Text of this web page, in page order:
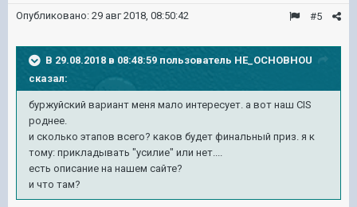
#5
Опубликовано: 29 авг 2018, 08:50:42
В 29.08.2018 в 08:48:59 пользователь HE_OCHOBHOU
сказал:
буржуйский вариант меня мало интересует. а вот наш CIS
роднее.
и сколько этапов всего? каков будет финальный приз. я к
тому: прикладывать "усилие" или нет....
есть описание на нашем сайте?
и что там?